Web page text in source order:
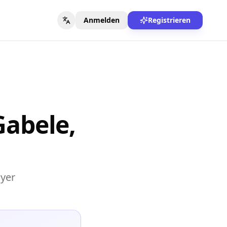
Anmelden Registrieren